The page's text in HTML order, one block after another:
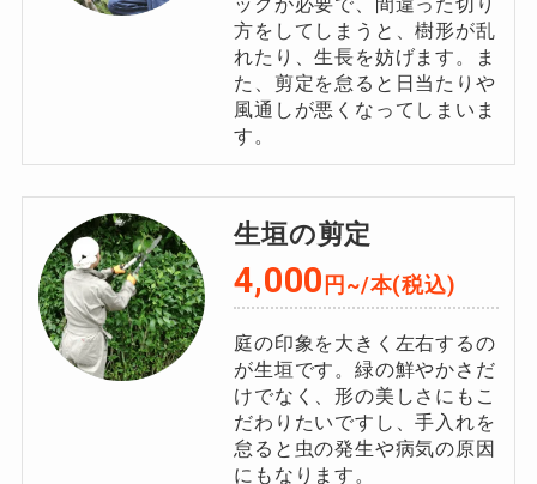
方をしてしまうと、樹形が乱
れたり、生長を妨げます。ま
た、剪定を怠ると日当たりや
風通しが悪くなってしまいま
す。
生垣の剪定
4,000 円~/本(税込)
庭の印象を大きく左右するの
が生垣です。緑の鮮やかさだ
けでなく、形の美しさにもこ
だわりたいですし、手入れを
怠ると虫の発生や病気の原因
にもなります。